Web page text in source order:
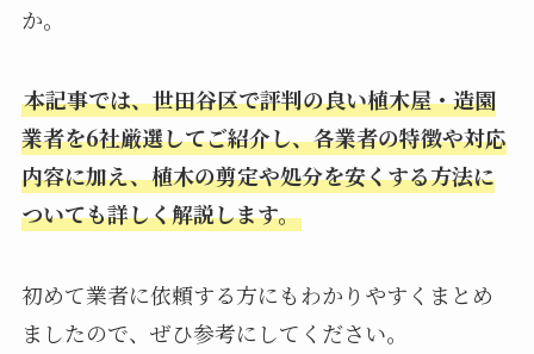
か。
本記事では、世田谷区で評判の良い植木屋・造園
業者を6社厳選してご紹介し、各業者の特徴や対応
内容に加え、植木の剪定や処分を安くする方法に
ついても詳しく解説します。
初めて業者に依頼する方にもわかりやすくまとめ
ましたので、ぜひ参考にしてください。